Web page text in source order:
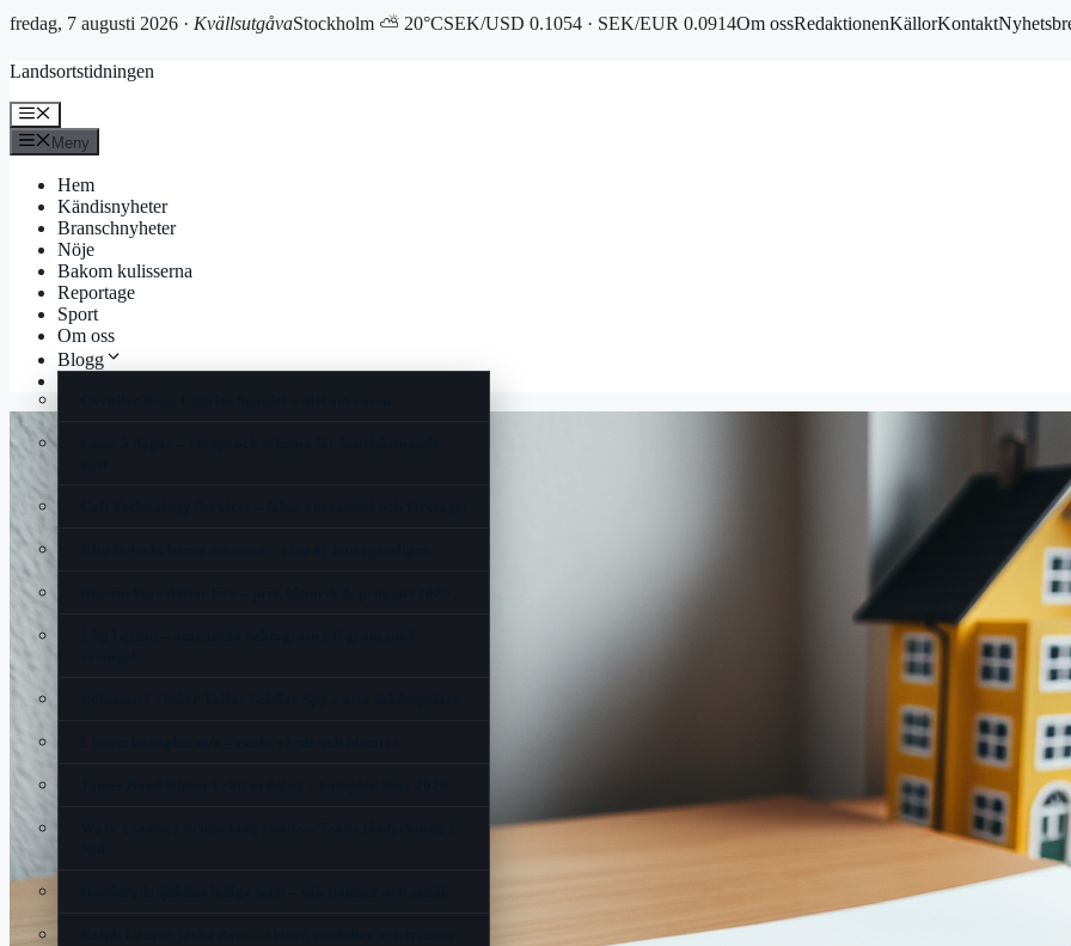
fredag, 7 augusti 2026 · KvällsutgåvaStockholm ⛅ 20°CSEK/USD 0.1054 · SEK/EUR 0.0914Om ossRedaktionenKällorKontakt
till
Landsortstidningen
Meny
Meny
Hem
Kändisnyheter
Branschnyheter
Nöje
Bakom kulisserna
Reportage
Sport
Om oss
Blogg